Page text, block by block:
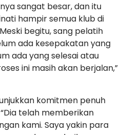
sangat besar, dan itu
hampir semua klub di
begitu, sang pelatih
ada kesepakatan yang
ada yang selesai atau
ini masih akan berjalan,”
komitmen penuh
telah memberikan
kami. Saya yakin para